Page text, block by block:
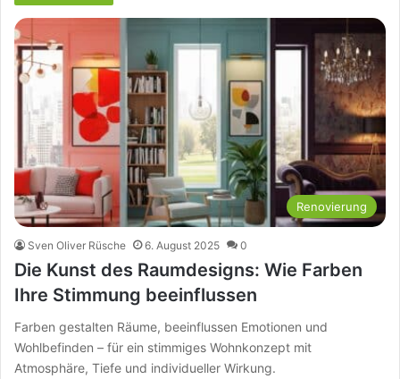
Renovierung
Sven Oliver Rüsche 6. August 2025 0
Die Kunst des Raumdesigns: Wie Farben
Ihre Stimmung beeinflussen
Farben gestalten Räume, beeinflussen Emotionen und
Wohlbefinden – für ein stimmiges Wohnkonzept mit
Atmosphäre, Tiefe und individueller Wirkung.